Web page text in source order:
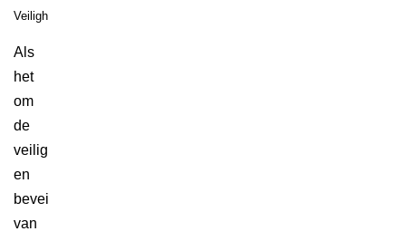
Veiligheid
Als
het
om
de
veiligheid
en
beveiliging
van